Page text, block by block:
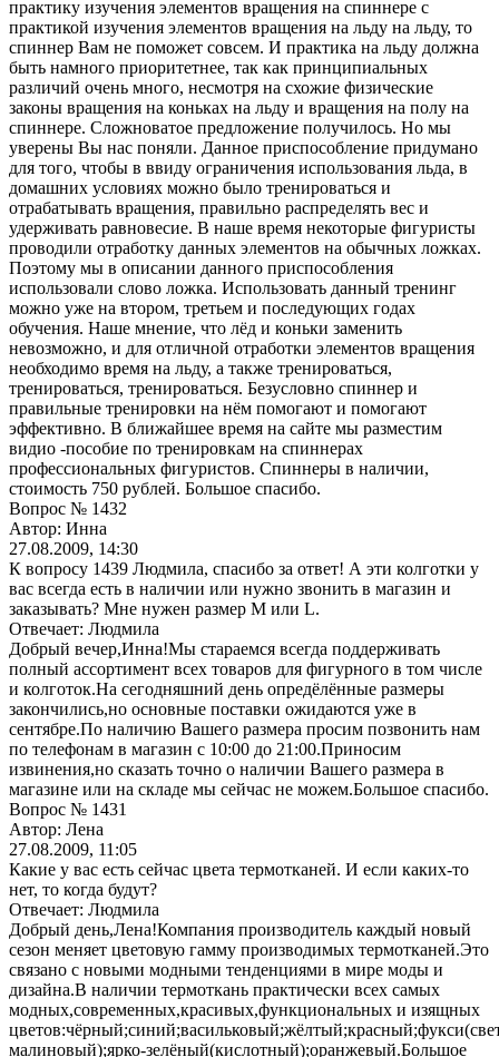
практику изучения элементов вращения на спиннере с
практикой изучения элементов вращения на льду на льду, то
спиннер Вам не поможет совсем. И практика на льду должна
быть намного приоритетнее, так как принципиальных
различий очень много, несмотря на схожие физические
законы вращения на коньках на льду и вращения на полу на
спиннере. Сложноватое предложение получилось. Но мы
уверены Вы нас поняли. Данное приспособление придумано
для того, чтобы в ввиду ограничения использования льда, в
домашних условиях можно было тренироваться и
отрабатывать вращения, правильно распределять вес и
удерживать равновесие. В наше время некоторые фигуристы
проводили отработку данных элементов на обычных ложках.
Поэтому мы в описании данного приспособления
использовали слово ложка. Использовать данный тренинг
можно уже на втором, третьем и последующих годах
обучения. Наше мнение, что лёд и коньки заменить
невозможно, и для отличной отработки элементов вращения
необходимо время на льду, а также тренироваться,
тренироваться, тренироваться. Безусловно спиннер и
правильные тренировки на нём помогают и помогают
эффективно. В ближайшее время на сайте мы разместим
видио -пособие по тренировкам на спиннерах
профессиональных фигуристов. Спиннеры в наличии,
стоимость 750 рублей. Большое спасибо.
Вопрос № 1432
Автор: Инна
27.08.2009, 14:30
К вопросу 1439 Людмила, спасибо за ответ! А эти колготки у
вас всегда есть в наличии или нужно звонить в магазин и
заказывать? Мне нужен размер M или L.
Отвечает: Людмила
Добрый вечер,Инна!Мы стараемся всегда поддерживать
полный ассортимент всех товаров для фигурного в том числе
и колготок.На сегодняшний день опредёлённые размеры
закончились,но основные поставки ожидаются уже в
сентябре.По наличию Вашего размера просим позвонить нам
по телефонам в магазин с 10:00 до 21:00.Приносим
извинения,но сказать точно о наличии Вашего размера в
магазине или на складе мы сейчас не можем.Большое спасибо.
Вопрос № 1431
Автор: Лена
27.08.2009, 11:05
Какие у вас есть сейчас цвета термотканей. И если каких-то
нет, то когда будут?
Отвечает: Людмила
Добрый день,Лена!Компания производитель каждый новый
сезон меняет цветовую гамму производимых термотканей.Это
связано с новыми модными тенденциями в мире моды и
дизайна.В наличии термоткань практически всех самых
модных,современных,красивых,функциональных и изящных
малиновый);ярко-зелёный(кислотный);оранжевый.Большое